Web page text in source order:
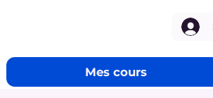
Mes cours